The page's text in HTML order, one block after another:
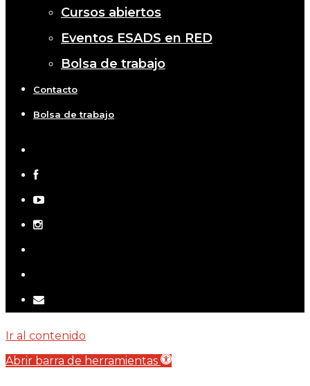
Cursos abiertos
Eventos ESADS en RED
Bolsa de trabajo
Contacto
Bolsa de trabajo
twitter
facebook
youtube
instagram
email
Ir al contenido
Abrir barra de herramientas